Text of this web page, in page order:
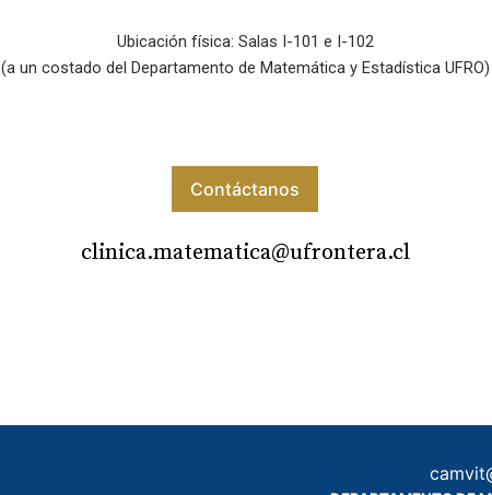
Ubicación física: Salas I-101 e I-102
(a un costado del Departamento de Matemática y Estadística UFRO)
Contáctanos
clinica.matematica@ufrontera.cl